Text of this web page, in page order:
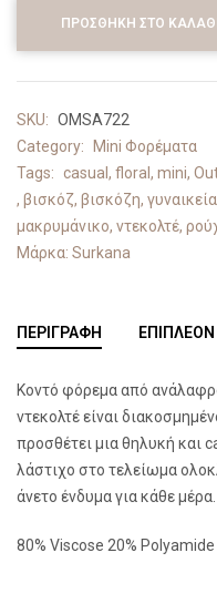
ΠΡΟΣΘΉΚΗ ΣΤΟ ΚΑΛΆΘΙ
SKU: OMSA722
Category:
Mini Φορέματα
Tags:
casual , floral , mini,
, βισκόζ, βισκόζη, γυναικεία
μακρυμάνικο, ντεκολτέ,
Μάρκα: Surkana
ΠΕΡΙΓΡΑΦΉ
Κοντό φόρεμα από
ντεκολτέ είναι
προσθέτει μια θηλυκή και
λάστιχο στο τελείωμα
άνετο ένδυμα για κάθε μέρα.
80% Viscose 20% Polyamide